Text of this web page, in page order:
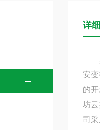
详
臭
安
的
坊
司